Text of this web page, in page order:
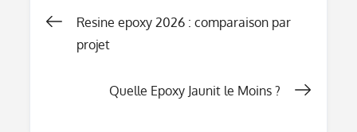
Navigation
Resine epoxy 2026 : comparaison par
projet
Quelle Epoxy Jaunit le Moins ?